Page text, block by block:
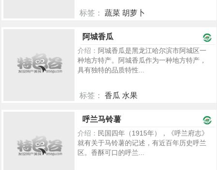
标签： 蔬菜 胡萝卜
阿城香瓜
介绍： 阿城香瓜是黑龙江哈尔滨市阿城区一
种地方特产。阿城香瓜作为一种地方特产，
具有独特的品质特性...
标签： 香瓜 水果
呼兰马铃薯
介绍： 民国四年（1915年），《呼兰府志》
就有关于马铃薯的记述，有近百年历史呼兰
区。香酥可口的呼兰...